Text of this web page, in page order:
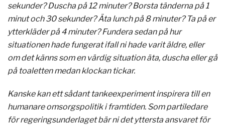
sekunder? Duscha på 12 minuter? Borsta tänderna på 1
minut och 30 sekunder? Äta lunch på 8 minuter? Ta på er
ytterkläder på 4 minuter? Fundera sedan på hur
situationen hade fungerat ifall ni hade varit äldre, eller
om det känns som en värdig situation äta, duscha eller gå
på toaletten medan klockan tickar.
Kanske kan ett sådant tankeexperiment inspirera till en
humanare omsorgspolitik i framtiden. Som partiledare
för regeringsunderlaget bär ni det yttersta ansvaret för